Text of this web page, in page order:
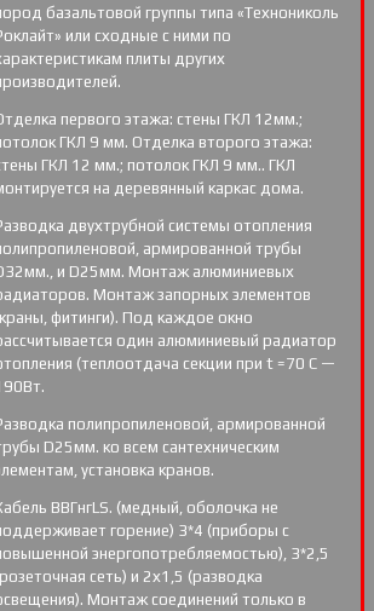
базальтовой группы типа «Технониколь
или сходные с ними по
плиты других
первого этажа: стены ГКЛ 12мм.;
ГКЛ 9 мм. Отделка второго этажа:
ГКЛ 12 мм.; потолок ГКЛ 9 мм.. ГКЛ
на деревянный каркас дома.
двухтрубной системы отопления
армированной трубы
и D25мм. Монтаж алюминиевых
Монтаж запорных элементов
фитинги). Под каждое окно
один алюминиевый радиатор
(теплоотдача секции при t =70 С —
полипропиленовой, армированной
D25мм. ко всем сантехническим
установка кранов.
ВВГнгLS. (медный, оболочка не
горение) 3*4 (приборы с
энергопотребляемостью), 3*2,5
сеть) и 2х1,5 (разводка
Монтаж соединений только в